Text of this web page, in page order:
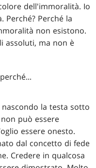
dell'immoralità. Io
Perché? Perché la
non esistono.
assoluti, ma non è
la testa sotto
può essere
essere onesto.
dal concetto di fede
Credere in qualcosa